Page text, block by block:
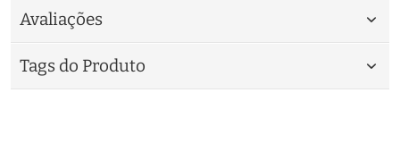
Avaliações
Tags do Produto